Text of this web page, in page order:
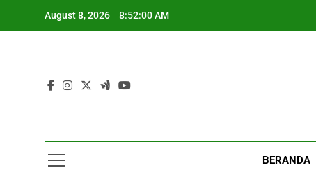
August 8, 2026 8:52:01 AM
BERANDA